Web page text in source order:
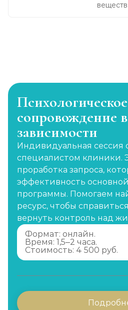
веществ
Психологическое
сопровождение
зависимости
Индивидуальная
специалистом клиники.
проработка запроса,
эффективность
программы. Помогаем
ресурс, чтобы
вернуть контроль над
Формат: онлайн.
Время: 1,5–2 часа.
Стоимость: 4 500 руб.